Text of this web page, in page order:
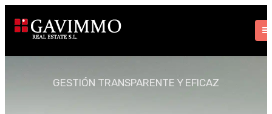
GESTIÓN TRANSPARENTE Y EFICAZ